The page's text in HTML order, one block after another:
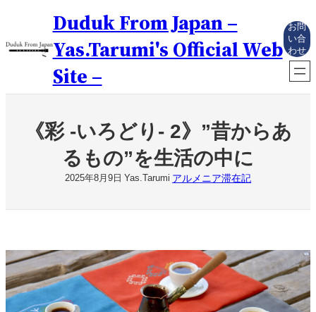
ス
プ
Duduk From Japan –
Yas.Tarumi's Official Web
Site –
お問
い合
わせ
《彩 -いろどり- 2》”昔からあ
るもの”を生活の中に
2025年8月9日 Yas.Tarumi アルメニア滞在記